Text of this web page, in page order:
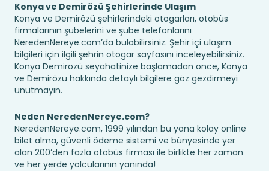
Konya ve Demirözü Şehirlerinde Ulaşım
Konya ve Demirözü şehirlerindeki otogarları, otobüs
firmalarının şubelerini ve şube telefonlarını
NeredenNereye.com’da bulabilirsiniz. Şehir içi ulaşım
bilgileri için ilgili şehrin otogar sayfasını inceleyebilirsiniz.
Konya Demirözü seyahatinize başlamadan önce, Konya
ve Demirözü hakkında detaylı bilgilere göz gezdirmeyi
unutmayın.
Neden NeredenNereye.com?
NeredenNereye.com, 1999 yılından bu yana kolay online
bilet alma, güvenli ödeme sistemi ve bünyesinde yer
alan 200’den fazla otobüs firması ile birlikte her zaman
ve her yerde yolcularının yanında!